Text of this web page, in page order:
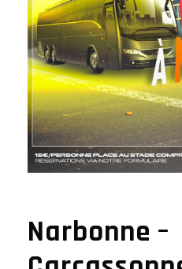
Narbonne –